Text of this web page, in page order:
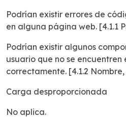
Podrían existir errores de
en alguna página web. [4.1.1
Podrían existir algunos
usuario que no se
correctamente. [4.1.2
Carga desproporcionada
No aplica.